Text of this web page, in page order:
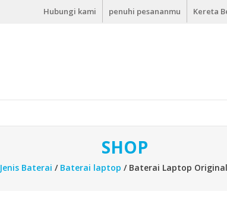
Hubungi kami penuhi pesananmu Kereta
SHOP
Jenis Baterai / Baterai laptop / Baterai Laptop Original